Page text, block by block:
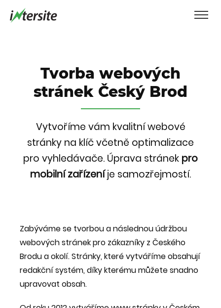
Tvorba webových
stránek Český Brod
Vytvoříme vám kvalitní webové
stránky na klíč včetně optimalizace
pro vyhledávače. Úprava stránek pro
mobilní zařízeníje samozřejmostí.
Zabýváme se tvorbou a následnou údržbou
webových stránek pro zákazníky z Českého
Brodu a okolí. Stránky, které vytváříme obsahují
redakční systém, díky kterému můžete snadno
upravovat obsah.